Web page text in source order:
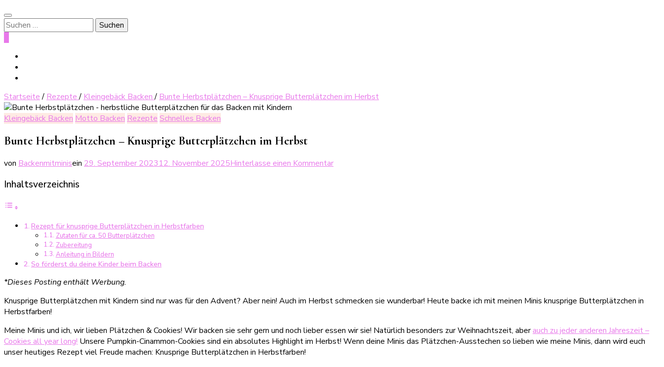
Suche
nach:
Startseite / Rezepte/ Kleingebäck Backen/ Bunte Herbstplätzchen – Knusprige Butterplätzchen im Herbst
Kleingebäck Backen Motto Backen Rezepte Schnelles Backen
Bunte Herbstplätzchen – Knusprige Butterplätzchen im Herbst
von Backenmitminisein 29. September 202312. November 2025Hinterlasse einen Kommentarzu
Inhaltsverzeichnis
Rezept für knusprige Butterplätzchen in Herbstfarben
Zutaten für ca. 50 Butterplätzchen
Zubereitung
Anleitung in Bildern
So förderst du deine Kinder beim Backen
*Dieses Posting enthält Werbung.
Knusprige Butterplätzchen mit Kindern sind nur was für den Advent? Aber nein! Auch im Herbst schmecken sie wunderbar! Heute backe ich mit meinen Minis knusprige Butterplätzchen in
Herbstfarben!
Meine Minis und ich, wir lieben Plätzchen & Cookies! Wir backen sie sehr gern und noch lieber essen wir sie! Natürlich besonders zur Weihnachtszeit, aberauch zu jeder anderen Jahreszeit –
Cookies all year long! Unsere Pumpkin-Cinammon-Cookies sind ein absolutes Highlight im Herbst! Wenn deine Minis das Plätzchen-Ausstechen so lieben wie meine Minis, dann wird euch
unser heutiges Rezept viel Freude machen: Knusprige Butterplätzchen in Herbstfarben!